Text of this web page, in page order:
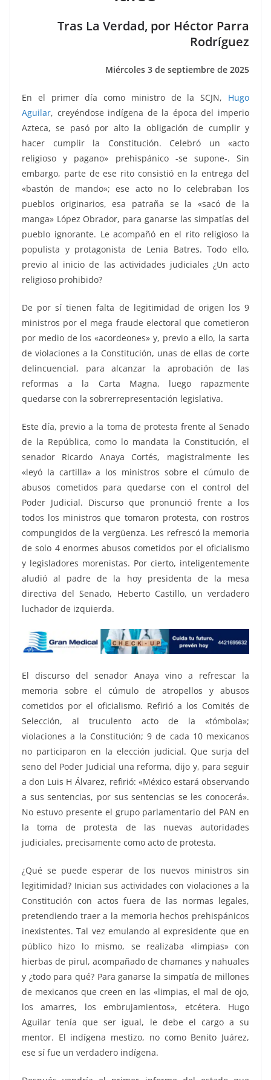
p er
Tras La Verdad, por Héctor Parra
Rodríguez
Miércoles 3 de septiembre de 2025
En el primer día como ministro de la SCJN, Hugo
Aguilar, creyéndose indígena de la época del imperio
Azteca, se pasó por alto la obligación de cumplir y
hacer cumplir la Constitución. Celebró un «acto
religioso y pagano» prehispánico -se supone-. Sin
embargo, parte de ese rito consistió en la entrega del
«bastón de mando»; ese acto no lo celebraban los
pueblos originarios, esa patraña se la «sacó de la
manga» López Obrador, para ganarse las simpatías del
pueblo ignorante. Le acompañó en el rito religioso la
populista y protagonista de Lenia Batres. Todo ello,
previo al inicio de las actividades judiciales ¿Un acto
religioso prohibido?
De por sí tienen falta de legitimidad de origen los 9
ministros por el mega fraude electoral que cometieron
por medio de los «acordeones» y, previo a ello, la sarta
de violaciones a la Constitución, unas de ellas de corte
delincuencial, para alcanzar la aprobación de las
reformas a la Carta Magna, luego rapazmente
quedarse con la sobrerrepresentación legislativa.
Este día, previo a la toma de protesta frente al Senado
de la República, como lo mandata la Constitución, el
senador Ricardo Anaya Cortés, magistralmente les
«leyó la cartilla» a los ministros sobre el cúmulo de
abusos cometidos para quedarse con el control del
Poder Judicial. Discurso que pronunció frente a los
todos los ministros que tomaron protesta, con rostros
compungidos de la vergüenza. Les refrescó la memoria
de solo 4 enormes abusos cometidos por el oficialismo
y legisladores morenistas. Por cierto, inteligentemente
aludió al padre de la hoy presidenta de la mesa
directiva del Senado, Heberto Castillo, un verdadero
luchador de izquierda.
El discurso del senador Anaya vino a refrescar la
memoria sobre el cúmulo de atropellos y abusos
cometidos por el oficialismo. Refirió a los Comités de
Selección, al truculento acto de la «tómbola»;
violaciones a la Constitución; 9 de cada 10 mexicanos
no participaron en la elección judicial. Que surja del
seno del Poder Judicial una reforma, dijo y, para seguir
a don Luis H Álvarez, refirió: «México estará observando
a sus sentencias, por sus sentencias se les conocerá».
No estuvo presente el grupo parlamentario del PAN en
la toma de protesta de las nuevas autoridades
judiciales, precisamente como acto de protesta.
¿Qué se puede esperar de los nuevos ministros sin
legitimidad? Inician sus actividades con violaciones a la
Constitución con actos fuera de las normas legales,
pretendiendo traer a la memoria hechos prehispánicos
inexistentes. Tal vez emulando al expresidente que en
público hizo lo mismo, se realizaba «limpias» con
hierbas de pirul, acompañado de chamanes y nahuales
y ¿todo para qué? Para ganarse la simpatía de millones
de mexicanos que creen en las «limpias, el mal de ojo,
los amarres, los embrujamientos», etcétera. Hugo
Aguilar tenía que ser igual, le debe el cargo a su
mentor. El indígena mestizo, no como Benito Juárez,
ese sí fue un verdadero indígena.